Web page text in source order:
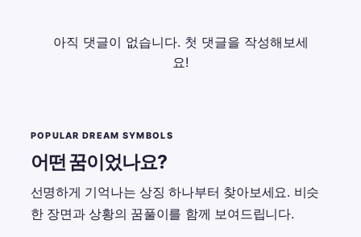
아직 댓글이 없습니다. 첫 댓글을 작성해보세
요!
POPULAR DREAM SYMBOLS
어떤 꿈이었나요?
선명하게 기억나는 상징 하나부터 찾아보세요. 비슷
한 장면과 상황의 꿈풀이를 함께 보여드립니다.